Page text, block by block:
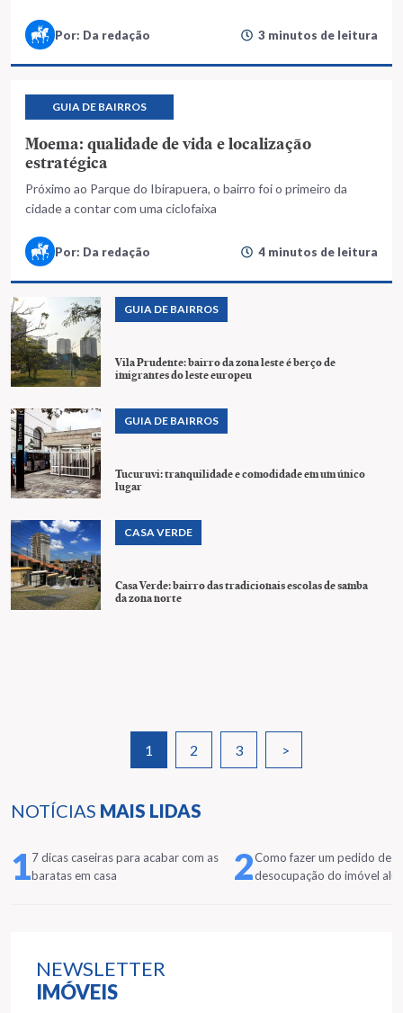
NOTÍCIAS MAIS LIDAS
17 dicas caseiras para acabar com as
baratas em casa
2Como fazer um pedido de
desocupação do imóvel
NEWSLETTER
IMÓVEIS
Por: Da redação 3 minutos de leitura
GUIA DE BAIRROS
Moema: qualidade de vida e localização
estratégica
Próximo ao Parque do Ibirapuera, o bairro foi o primeiro da
cidade a contar com uma ciclofaixa
Por: Da redação 4 minutos de leitura
GUIA DE BAIRROS
Vila Prudente: bairro da zona leste é berço de
imigrantes do leste europeu
GUIA DE BAIRROS
Tucuruvi: tranquilidade e comodidade em um único
lugar
CASA VERDE
Casa Verde: bairro das tradicionais escolas de samba
da zona norte
1 2 3 >